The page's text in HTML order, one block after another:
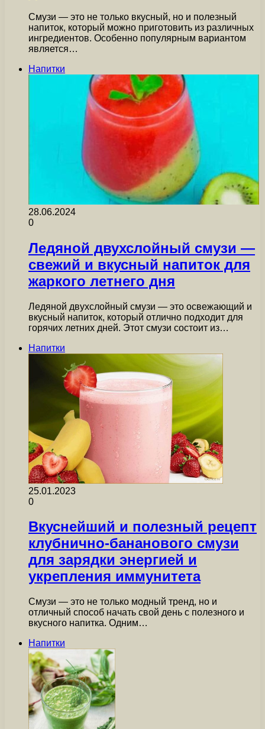
Смузи — это не только вкусный, но и полезный
напиток, который можно приготовить из различных
ингредиентов. Особенно популярным вариантом
является…
Напитки
28.06.2024
0
Ледяной двухслойный смузи —
свежий и вкусный напиток для
жаркого летнего дня
Ледяной двухслойный смузи — это освежающий и
вкусный напиток, который отлично подходит для
горячих летних дней. Этот смузи состоит из…
Напитки
25.01.2023
0
Вкуснейший и полезный рецепт
клубнично-бананового смузи
для зарядки энергией и
укрепления иммунитета
Смузи — это не только модный тренд, но и
отличный способ начать свой день с полезного и
вкусного напитка. Одним…
Напитки